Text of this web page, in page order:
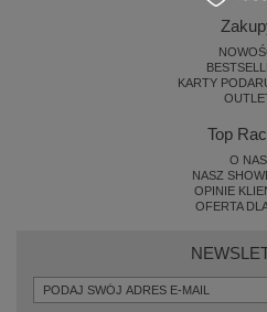
KARTY
Top
O NAS
NASZ
OPINIE
OFERTA